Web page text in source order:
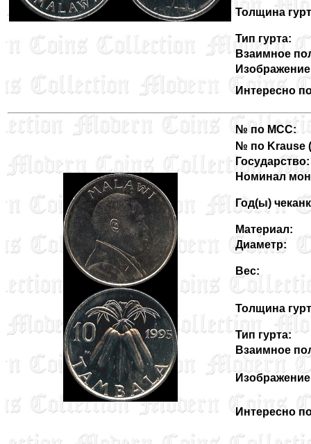
Толщина
Тип гурта:
Взаимное
Интересно
№ по MCC:
№ по Krause
Государство:
Номинал
Год(ы)
Материал:
Диаметр:
Вес:
Толщина
Тип гурта:
Взаимное
Интересно